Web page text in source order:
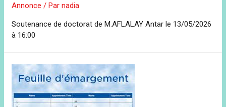
Annonce / Parnadia
Soutenance de doctorat de M.AFLALAY Antar le 13/05/2026
à 16:00